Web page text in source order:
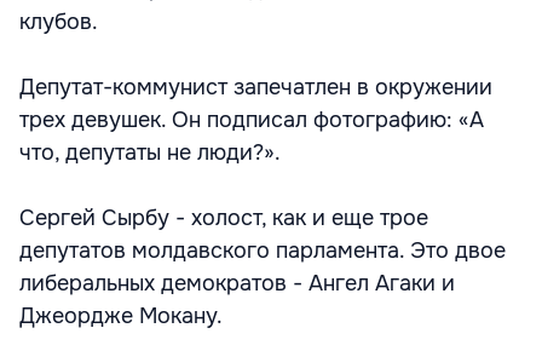
клубов.
Депутат-коммунист запечатлен в окружении
трех девушек. Он подписал фотографию: «А
что, депутаты не люди?».
Сергей Сырбу - холост, как и еще трое
депутатов молдавского парламента. Это двое
либеральных демократов - Ангел Агаки и
Джеордже Мокану.